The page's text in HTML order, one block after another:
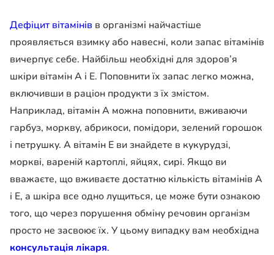
Дефіцит вітамінів в організмі найчастіше
проявляється взимку або навесні, коли запас вітамінів
вичерпує себе. Найбільш необхідні для здоров’я
шкіри вітамін А і Е. Поповнити їх запас легко можна,
включивши в раціон продукти з їх змістом.
Наприклад, вітамін А можна поповнити, вживаючи
гарбуз, моркву, абрикоси, помідори, зелений горошок
і петрушку. А вітамін Е ви знайдете в кукурудзі,
моркві, вареній картоплі, яйцях, сирі. Якщо ви
вважаєте, що вживаєте достатню кількість вітамінів А
і Е, а шкіра все одно лущиться, це може бути ознакою
того, що через порушення обміну речовин організм
просто не засвоює їх. У цьому випадку вам необхідна
консультація лікаря.